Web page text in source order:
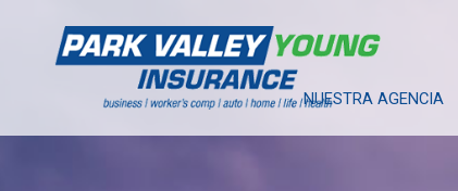
NUESTRA AGENCIA